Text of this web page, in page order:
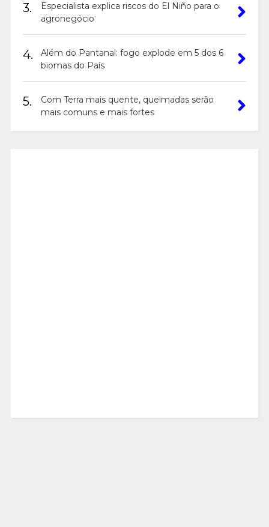
3.
Especialista explica riscos do El Niño para o
agronegócio
4.
Além do Pantanal: fogo explode em 5 dos 6
biomas do País
5.
Com Terra mais quente, queimadas serão
mais comuns e mais fortes